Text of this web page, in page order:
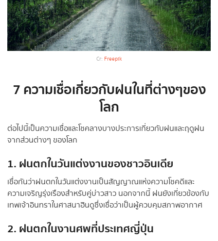
Cr: Freepik
7 ความเชื่อเกี่ยวกับฝนในที่ต่างๆของ
โลก
ต่อไปนี้เป็นความเชื่อและโชคลางบางประการเกี่ยวกับฝนและฤดูฝน
จากส่วนต่างๆ ของโลก
1. ฝนตกในวันแต่งงานของชาวอินเดีย
เชื่อกันว่าฝนตกในวันแต่งงานเป็นสัญญาณแห่งความโชคดีและ
ความเจริญรุ่งเรืองสำหรับคู่บ่าวสาว นอกจากนี้ ฝนยังเกี่ยวข้องกับ
เทพเจ้าอินทราในศาสนาฮินดูซึ่งเชื่อว่าเป็นผู้ควบคุมสภาพอากาศ
2. ฝนตกในงานศพที่ประเทศญี่ปุ่น